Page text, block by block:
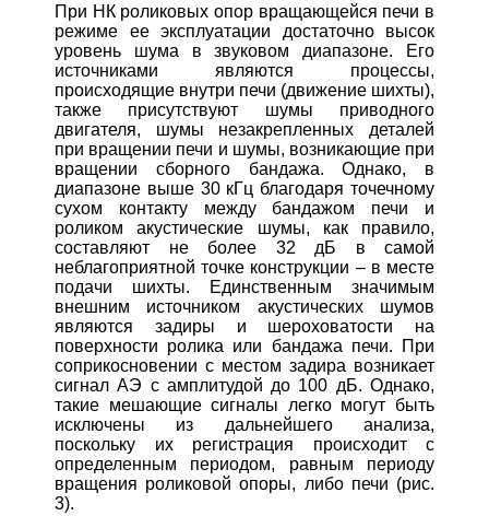
При НК роликовых опор вращающейся печи в
режиме ее эксплуатации достаточно высок
уровень шума в звуковом диапазоне. Его
источниками являются процессы,
происходящие внутри печи (движение шихты),
также присутствуют шумы приводного
двигателя, шумы незакрепленных деталей
при вращении печи и шумы, возникающие при
вращении сборного бандажа. Однако, в
диапазоне выше 30 кГц благодаря точечному
сухом контакту между бандажом печи и
роликом акустические шумы, как правило,
составляют не более 32 дБ в самой
неблагоприятной точке конструкции – в месте
подачи шихты. Единственным значимым
внешним источником акустических шумов
являются задиры и шероховатости на
поверхности ролика или бандажа печи. При
соприкосновении с местом задира возникает
сигнал АЭ с амплитудой до 100 дБ. Однако,
такие мешающие сигналы легко могут быть
исключены из дальнейшего анализа,
поскольку их регистрация происходит с
определенным периодом, равным периоду
вращения роликовой опоры, либо печи (рис.
3).